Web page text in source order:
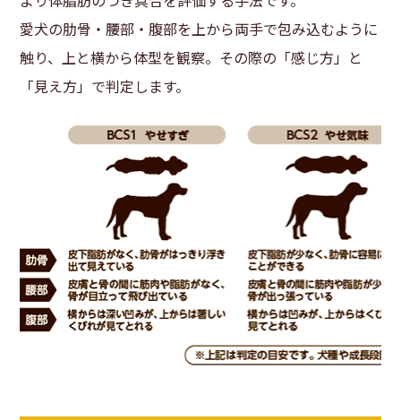
愛犬の肋骨・腰部・腹部を上から両手で包み込むように
触り、上と横から体型を観察。その際の「感じ方」と
「見え方」で判定します。